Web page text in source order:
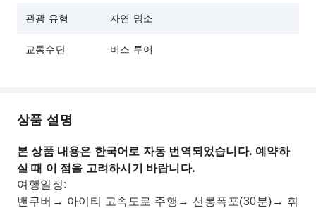
관광 유형 자연 명소
교통수단 버스 투어
상품 설명
본 상품 내용은 한국어로 자동 번역되었습니다. 예약하
실 때 이 점을 고려하시기 바랍니다.
여행일정:
밴쿠버→ 아이티 고속도로 주행→ 선롱폭포(30분)→ 휘